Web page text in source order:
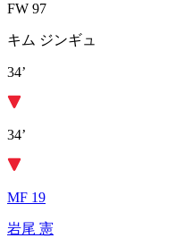
FW 97
キム ジンギュ
34’
34’
MF 19
岩尾 憲